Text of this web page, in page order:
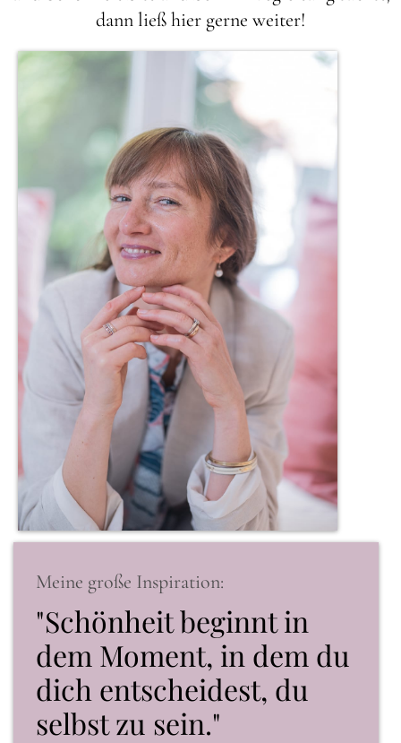
dann ließ hier gerne weiter!
Meine große Inspiration:
"Schönheit beginnt in
dem Moment, in dem du
dich entscheidest, du
selbst zu sein."